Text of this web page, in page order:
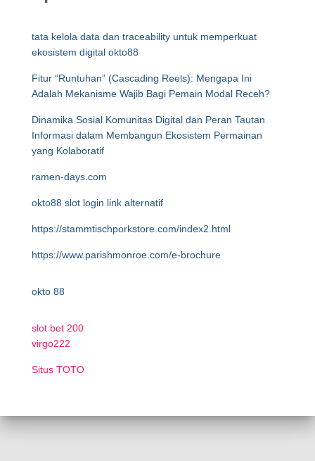
tata kelola data dan traceability untuk memperkuat
ekosistem digital okto88
Fitur “Runtuhan” (Cascading Reels): Mengapa Ini
Adalah Mekanisme Wajib Bagi Pemain Modal Receh?
Dinamika Sosial Komunitas Digital dan Peran Tautan
Informasi dalam Membangun Ekosistem Permainan
yang Kolaboratif
ramen-days.com
okto88 slot login link alternatif
https://stammtischporkstore.com/index2.html
https://www.parishmonroe.com/e-brochure
okto 88
slot bet 200
virgo222
Situs TOTO